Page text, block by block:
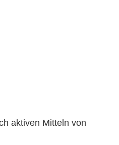
aktiven Mitteln von